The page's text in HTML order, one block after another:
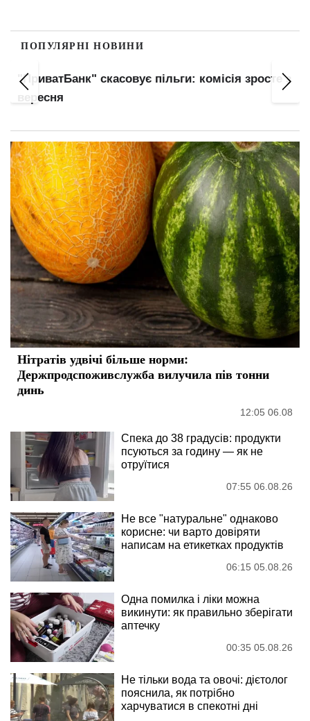
ПОПУЛЯРНІ НОВИНИ
"ПриватБанк" скасовує пільги: комісія зросте з
вересня
Нітратів удвічі більше норми:
Держпродспоживслужба вилучила пів тонни
динь
12:05 06.08
Спека до 38 градусів: продукти
псуються за годину — як не
отруїтися
07:55 06.08.26
Не все "натуральне" однаково
корисне: чи варто довіряти
написам на етикетках продуктів
06:15 05.08.26
Одна помилка і ліки можна
викинути: як правильно зберігати
аптечку
00:35 05.08.26
Не тільки вода та овочі: дієтолог
пояснила, як потрібно
харчуватися в спекотні дні